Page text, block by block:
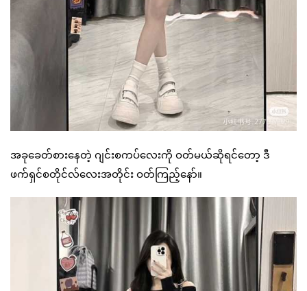
အခုခေတ်စားနေတဲ့ ဂျင်းစကပ်လေးကို ဝတ်မယ်ဆိုရင်တော့ ဒီ
ဖက်ရှင်စတိုင်လ်လေးအတိုင်း ဝတ်ကြည့်နော်။